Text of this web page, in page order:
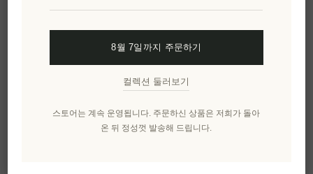
8월 7일까지 주문하기
컬렉션 둘러보기
스토어는 계속 운영됩니다. 주문하신 상품은 저희가 돌아
온 뒤 정성껏 발송해 드립니다.